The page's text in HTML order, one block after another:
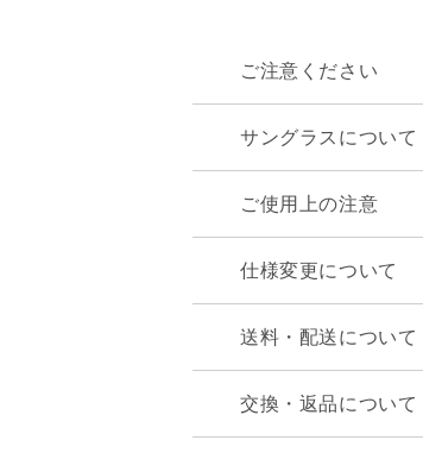
ご注意ください
サングラスについて
ご使用上の注意
仕様変更について
送料・配送について
交換・返品について